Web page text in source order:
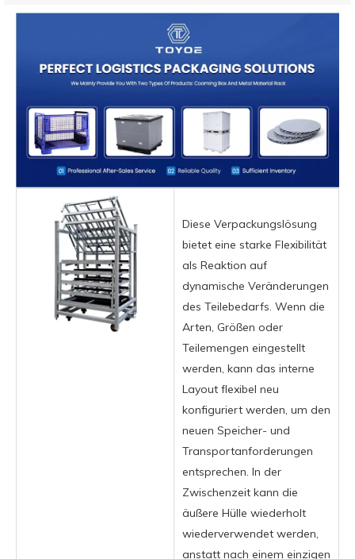
Diese Verpackungslösung
bietet eine starke Flexibilität
als Reaktion auf
dynamische Veränderungen
des Teilebedarfs. Wenn die
Arten, Größen oder
Teilemengen eingestellt
werden, kann das interne
Layout flexibel neu
konfiguriert werden, um den
neuen Speicher- und
Transportanforderungen
entsprechen. In der
Zwischenzeit kann die
äußere Hülle wiederholt
wiederverwendet werden,
anstatt nach einem einzigen